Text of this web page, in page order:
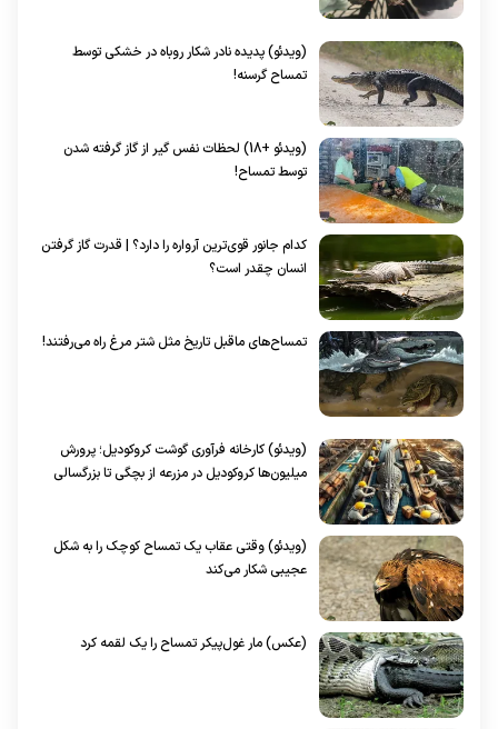
(ویدئو) پدیده نادر شکار روباه در خشکی توسط
تمساح گرسنه!
(ویدئو +18) لحظات نفس گیر از گاز گرفته شدن
توسط تمساح!
کدام جانور قوی‌ترین آرواره را دارد؟ | قدرت گاز گرفتن
انسان چقدر است؟
تمساح‌های ماقبل تاریخ مثل شتر مرغ راه می‌رفتند!
(ویدئو) کارخانه فرآوری گوشت کروکودیل؛ پرورش
میلیون‌ها کروکودیل در مزرعه از بچگی تا بزرگسالی
(ویدئو) وقتی عقاب یک تمساح کوچک را به شکل
عجیبی شکار می‌کند
(عکس) مار غول‌پیکر تمساح را یک لقمه کرد